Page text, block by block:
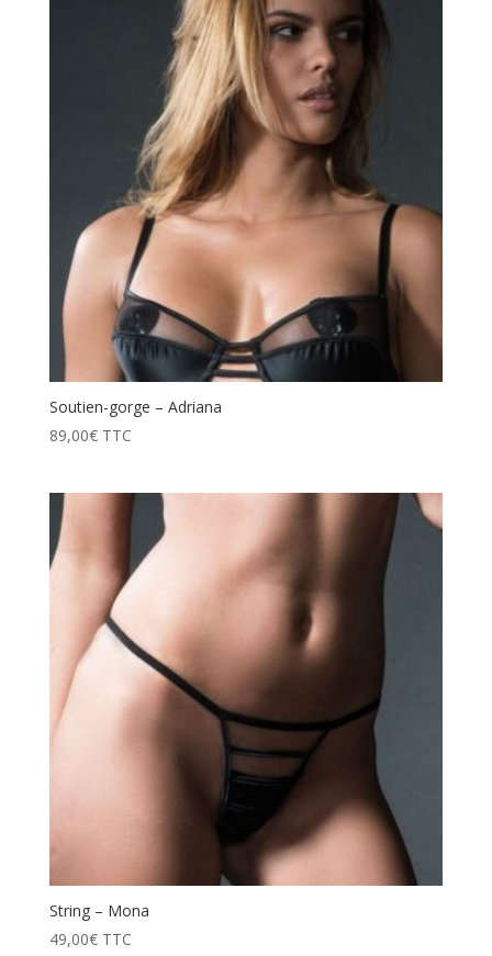
prix
décroissant
Soutien-gorge – Adriana
89,00€ TTC
String – Mona
49,00€ TTC